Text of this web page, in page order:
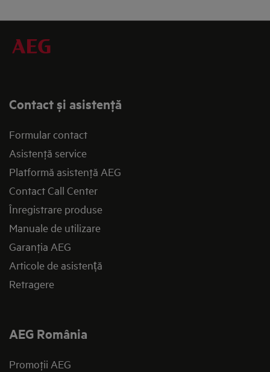
Contact și asistenţă
Formular contact
Asistenţă service
Platformă asistenţă AEG
Contact Call Center
Înregistrare produse
Manuale de utilizare
Garanţia AEG
Articole de asistență
Retragere
AEG România
Promoţii AEG